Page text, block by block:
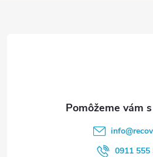
info@
0911 555